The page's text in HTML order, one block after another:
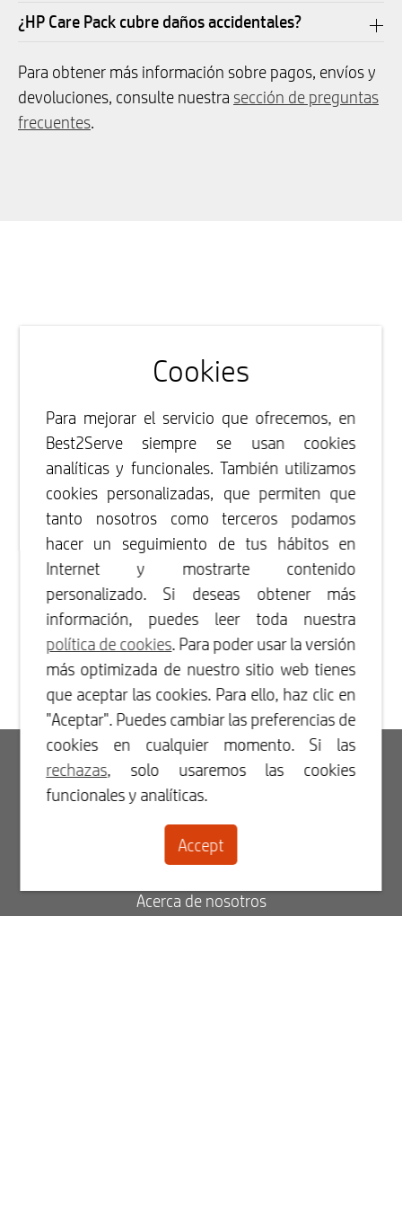
¿HP Care Pack cubre daños accidentales?
Para obtener más información sobre pagos, envíos y
devoluciones, consulte nuestra sección de preguntas
frecuentes.
Acceso
Contacto
Acerca de nosotros
Cookies
Para mejorar el servicio que ofrecemos, en
Best2Serve siempre se usan cookies
analíticas y funcionales. También utilizamos
cookies personalizadas, que permiten que
tanto nosotros como terceros podamos
hacer un seguimiento de tus hábitos en
Internet y mostrarte contenido
personalizado. Si deseas obtener más
información, puedes leer toda nuestra
política de cookies. Para poder usar la versión
más optimizada de nuestro sitio web tienes
que aceptar las cookies. Para ello, haz clic en
"Aceptar". Puedes cambiar las preferencias de
cookies en cualquier momento. Si las
rechazas, solo usaremos las cookies
funcionales y analíticas.
Accept